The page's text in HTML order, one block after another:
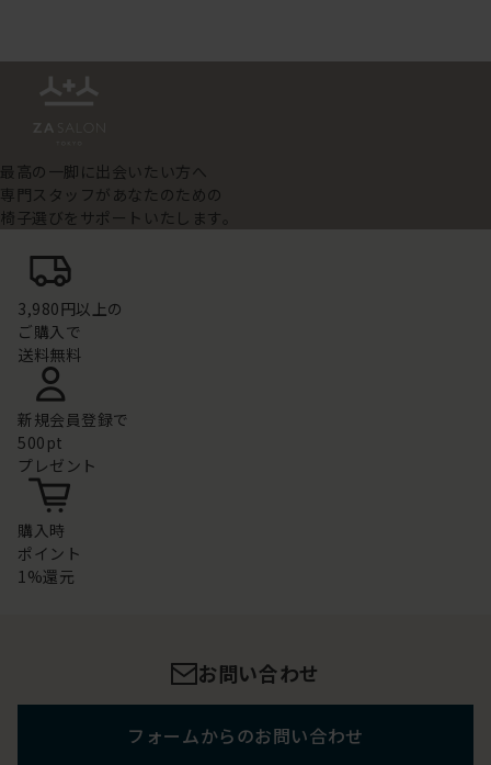
最高の一脚に出会いたい方へ
専門スタッフがあなたのための
椅子選びをサポートいたします。
3,980円以上の
ご購入で
送料無料
新規会員登録で
500pt
プレゼント
購入時
ポイント
1%還元
お問い合わせ
フォームからのお問い合わせ